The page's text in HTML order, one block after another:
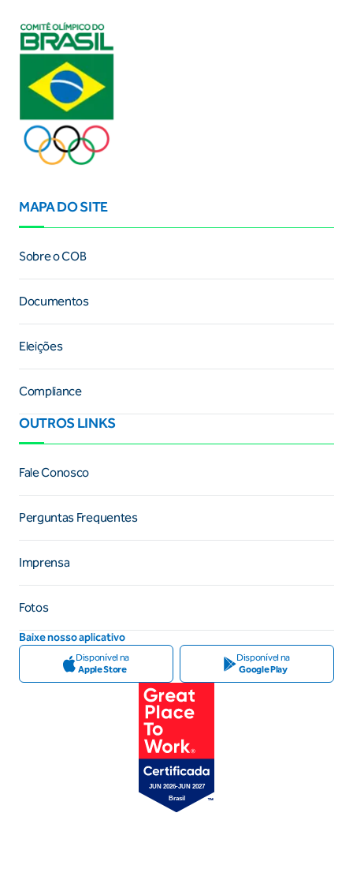
MAPA DO SITE
Sobre o COB
Documentos
Eleições
Compliance
OUTROS LINKS
Fale Conosco
Perguntas Frequentes
Imprensa
Fotos
Baixe nosso aplicativo
Disponível na
Apple Store
Disponível na
Google Play